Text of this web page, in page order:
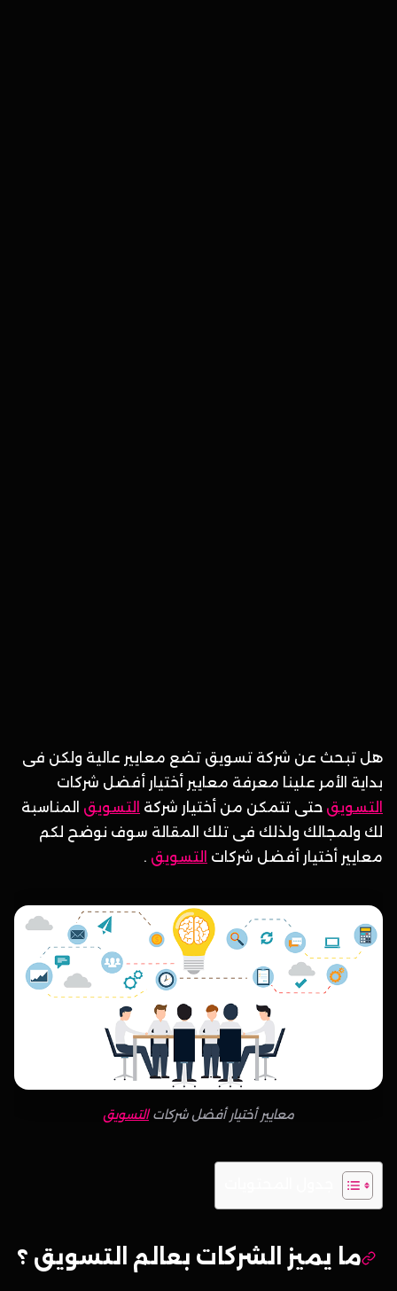
هل تبحث عن شركة تسويق تضع معايير عالية ولكن فى
بداية الأمر علينا معرفة معايير أختيار أفضل شركات
التسويق حتى تتمكن من أختيار شركة التسويق المناسبة
لك ولمجالك ولذلك فى تلك المقالة سوف نوضح لكم
معايير أختيار أفضل شركات التسويق .
معايير أختيار أفضل شركاتالتسويق
ما يميز الشركات بعالم التسويق ؟